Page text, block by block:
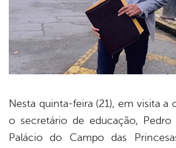
Nesta quinta-feira (21), em visita a
o secretário de educação, Pedro
Palácio do Campo das